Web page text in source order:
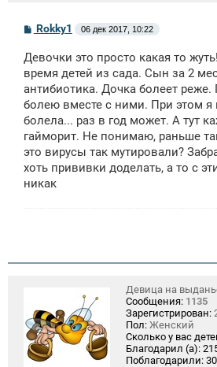
С
б
щ
е
н
и
Rokky1 06 дек 2017, 10:22
Девочки это просто какая то
время детей из сада. Сын за 2
антибиотика. Дочка болеет
болею вместе с ними. При этом я
болела... раз в год может. А тут
гайморит. Не понимаю, раньше
это вирусы так мутировали?
хоть прививки доделать, а то с
никак
Девица на
Сообщения: 1135
Зарегистрирован:
Пол: Женский
Сколько у вас
Благодарил (а):
Поблагодарили: